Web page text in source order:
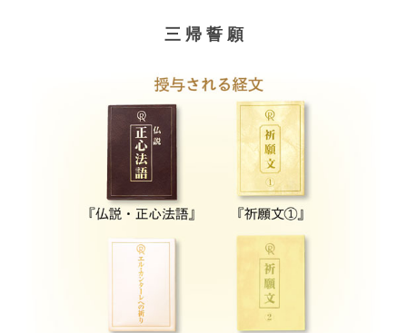
三 帰 誓 願